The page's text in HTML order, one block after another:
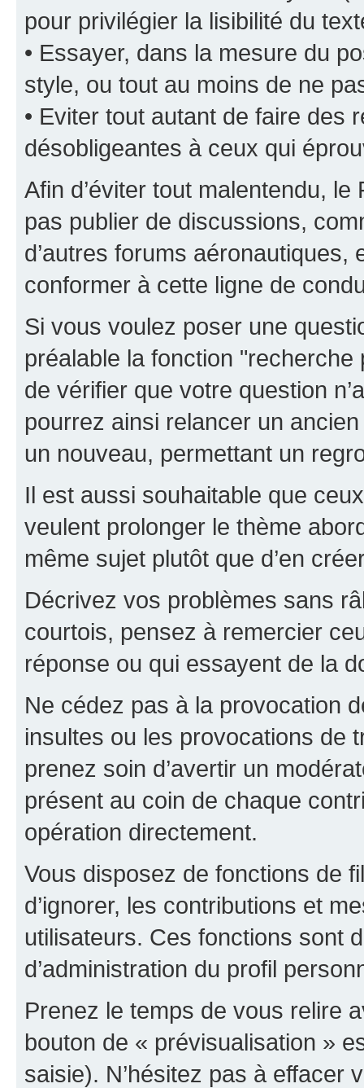
pour privilégier la lisibilité du
• Essayer, dans la mesure du
style, ou tout au moins de ne
• Eviter tout autant de faire des
désobligeantes à ceux qui
Afin d’éviter tout malentendu,
pas publier de discussions,
d’autres forums
conformer à cette ligne de
Si vous voulez poser une
préalable la fonction
de vérifier que votre question
pourrez ainsi relancer un
un nouveau, permettant un
Il est aussi souhaitable que
veulent prolonger le thème
même sujet plutôt que d’en
Décrivez vos problèmes sans
courtois, pensez à remercier
réponse ou qui essayent de la
Ne cédez pas à la provocation
insultes ou les provocations de
prenez soin d’avertir un
présent au coin de chaque
opération directement.
Vous disposez de fonctions de
d’ignorer, les contributions et
utilisateurs. Ces fonctions sont
d’administration du profil
Prenez le temps de vous relire
bouton de « prévisualisation »
saisie). N’hésitez pas à effacer